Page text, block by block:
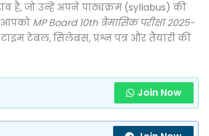
है, जो उन्हें अपने पाठ्यक्रम (syllabus) की
आपको MP Board 10th त्रैमासिक परीक्षा 2025-
टेबल, सिलेबस, प्रश्न पत्र और तैयारी की
Join Now